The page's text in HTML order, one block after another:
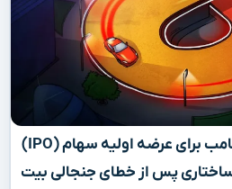
برنامه‌ریزی صرافی بیت‌هامب برای عرضه اولیه سهام (IPO)
ساختاری پس از خطای جنجالی بیت